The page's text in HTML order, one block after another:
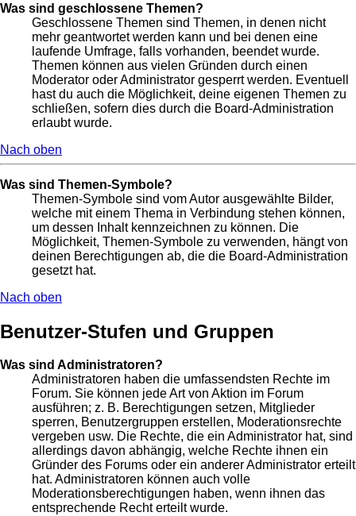
Was sind geschlossene Themen?
Geschlossene Themen sind Themen, in denen nicht
mehr geantwortet werden kann und bei denen eine
laufende Umfrage, falls vorhanden, beendet wurde.
Themen können aus vielen Gründen durch einen
Moderator oder Administrator gesperrt werden. Eventuell
hast du auch die Möglichkeit, deine eigenen Themen zu
schließen, sofern dies durch die Board-Administration
erlaubt wurde.
Nach oben
Was sind Themen-Symbole?
Themen-Symbole sind vom Autor ausgewählte Bilder,
welche mit einem Thema in Verbindung stehen können,
um dessen Inhalt kennzeichnen zu können. Die
Möglichkeit, Themen-Symbole zu verwenden, hängt von
deinen Berechtigungen ab, die die Board-Administration
gesetzt hat.
Nach oben
Benutzer-Stufen und Gruppen
Was sind Administratoren?
Administratoren haben die umfassendsten Rechte im
Forum. Sie können jede Art von Aktion im Forum
ausführen; z. B. Berechtigungen setzen, Mitglieder
sperren, Benutzergruppen erstellen, Moderationsrechte
vergeben usw. Die Rechte, die ein Administrator hat, sind
allerdings davon abhängig, welche Rechte ihnen ein
Gründer des Forums oder ein anderer Administrator erteilt
hat. Administratoren können auch volle
Moderationsberechtigungen haben, wenn ihnen das
entsprechende Recht erteilt wurde.